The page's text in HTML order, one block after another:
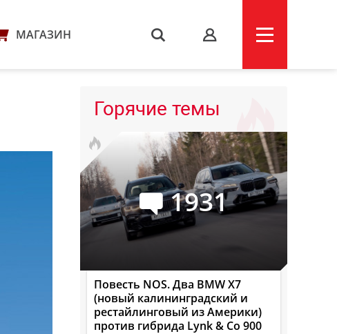
МАГАЗИН s
Горячие темы
1931
Повесть NOS. Два BMW X7
(новый калининградский и
рестайлинговый из Америки)
против гибрида Lynk & Co 900